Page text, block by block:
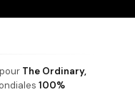
The Ordinary,
100%